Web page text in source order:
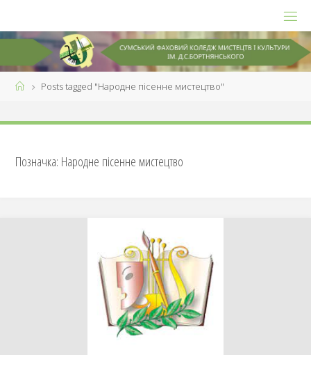
content
HomePosts tagged "Народне пісенне мистецтво"
Позначка: Народне пісенне мистецтво